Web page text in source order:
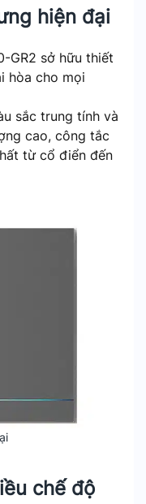
hiện đại
GR2 sở hữu thiết
hòa cho mọi
sắc trung tính và
cao, công tắc
từ cổ điển đến
chế độ